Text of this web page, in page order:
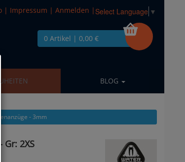
| Impressum | Anmelden | Select Language ▼
0 Artikel | 0,00 €
BLOG
- 3mm
2XS